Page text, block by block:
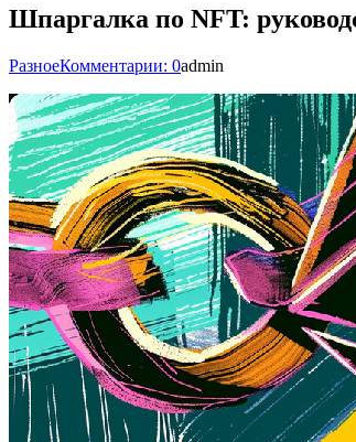
Шпаргалка по NFT:
РазноеКомментарии: 0admin